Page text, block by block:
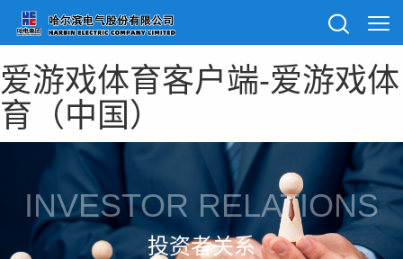
爱游戏体育客户端-爱游戏体
育（中国）
INVESTOR RELATIONS
投资者关系